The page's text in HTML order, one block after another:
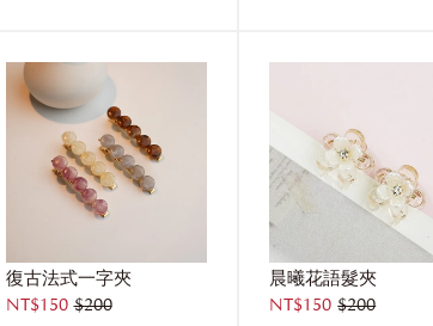
復古法式一字夾
NT$150 $200
晨曦花語髮夾
NT$150 $200